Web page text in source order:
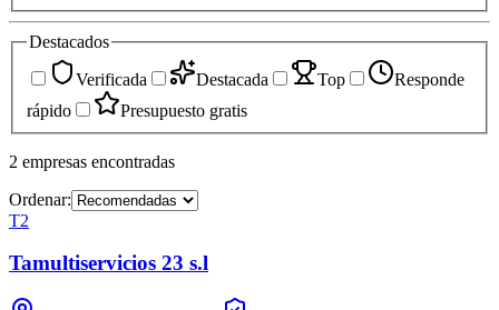
Destacados
Verificada
Destacada Top
Responde
rápido
Presupuesto gratis
2 empresas encontradas
Ordenar:
T2
Tamultiservicios 23 s.l